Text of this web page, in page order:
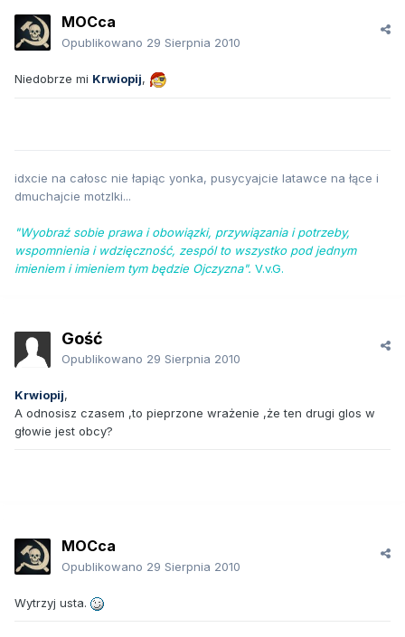
MOCca
Opublikowano 29 Sierpnia 2010
Niedobrze mi Krwiopij,
idxcie na całosc nie łapiąc yonka, pusycyajcie latawce na łące i
dmuchajcie motzlki...
"Wyobraź sobie prawa i obowiązki, przywiązania i potrzeby,
wspomnienia i wdzięczność, zespól to wszystko pod jednym
imieniem i imieniem tym będzie Ojczyzna". V.v.G.
Gość
Opublikowano 29 Sierpnia 2010
Krwiopij,
A odnosisz czasem ,to pieprzone wrażenie ,że ten drugi glos w
głowie jest obcy?
MOCca
Opublikowano 29 Sierpnia 2010
Wytrzyj usta.